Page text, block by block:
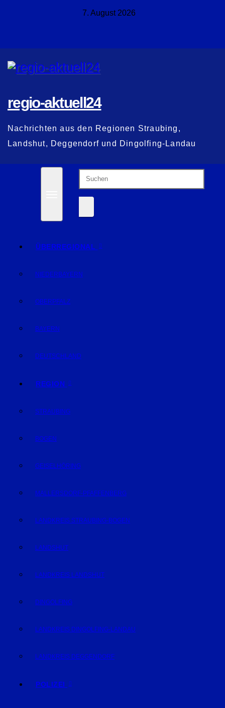
7. August 2026
regio-aktuell24
Nachrichten aus den Regionen Straubing,
Landshut, Deggendorf und Dingolfing-Landau
ÜBERREGIONAL
NIEDERBAYERN
OBERPFALZ
BAYERN
DEUTSCHLAND
REGION
STRAUBING
BOGEN
GEISELHÖRING
MALLERSDORF-PFAFFENBERG
LANDKREIS STRAUBING-BOGEN
LANDSHUT
LANDKREIS LANDSHUT
DINGOLFING
LANDKREIS DINGOLFING-LANDAU
LANDKREIS DEGGENDORF
POLIZEI